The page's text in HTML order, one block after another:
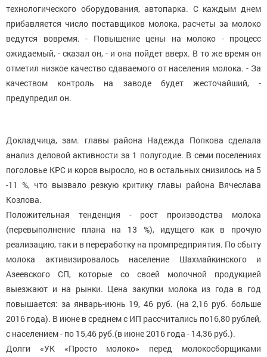
технологического оборудования, автопарка. С каждым днем
прибавляется число поставщиков молока, расчеты за молоко
ведутся вовремя. - Повышение цены на молоко - процесс
ожидаемый, - сказал он, - и она пойдет вверх. В то же время он
отметил низкое качество сдаваемого от населения молока. - За
качеством контроль на заводе будет жесточайший, -
предупредил он.
Докладчица, зам. главы района Надежда Попкова сделала
анализ деловой активности за 1 полугодие. В семи поселениях
поголовье КРС и коров выросло, но в остальных снизилось на 5
-11 %, что вызвало резкую критику главы района Вячеслава
Козлова.
Положительная тенденция - рост производства молока
(перевыполнение плана на 13 %), идущего как в прочую
реализацию, так и в переработку на промпредприятия. По сбыту
молока активизировалось население Шахмайкинского и
Азеевского СП, которые со своей молочной продукцией
выезжают и на рынки. Цена закупки молока из года в год
повышается: за январь-июнь 19, 46 руб. (на 2,16 руб. больше
2016 года). В июне в среднем с ИП рассчитались по16,80 рублей,
с населением - по 15,46 руб.(в июне 2016 года - 14,36 руб.).
Долги «УК «Просто молоко» перед молокосборщиками